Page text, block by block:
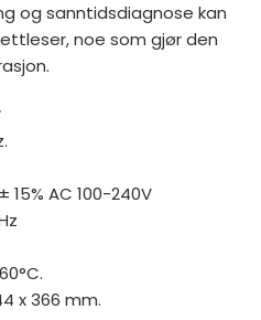
og sanntidsdiagnose kan
noe som gjør den
15% AC 100-240V
x 366 mm.